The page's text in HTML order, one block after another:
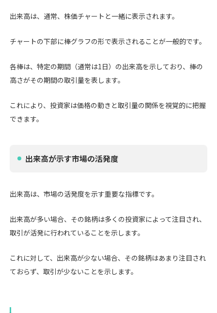
出来高は、通常、株価チャートと一緒に表示されます。
チャートの下部に棒グラフの形で表示されることが一般的です。
各棒は、特定の期間（通常は1日）の出来高を示しており、棒の
高さがその期間の取引量を表します。
これにより、投資家は価格の動きと取引量の関係を視覚的に把握
できます。
出来高が示す市場の活発度
出来高は、市場の活発度を示す重要な指標です。
出来高が多い場合、その銘柄は多くの投資家によって注目され、
取引が活発に行われていることを示します。
これに対して、出来高が少ない場合、その銘柄はあまり注目され
ておらず、取引が少ないことを示します。